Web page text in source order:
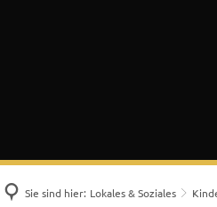
Sie sind hier: Lokales & Soziales